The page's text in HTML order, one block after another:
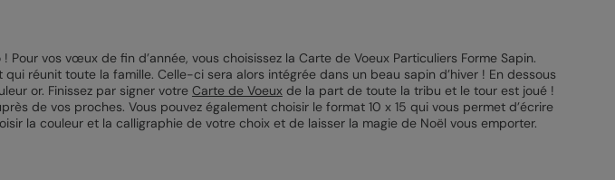
vos vœux de fin d’année, vous choisissez la Carte de Voeux Particuliers Forme Sapin.
réunit toute la famille. Celle-ci sera alors intégrée dans un beau sapin d’hiver ! En dessous
or. Finissez par signer votre Carte de Voeuxde la part de toute la tribu et le tour est joué !
de vos proches. Vous pouvez également choisir le format 10 x 15 qui vous permet d’écrire
la couleur et la calligraphie de votre choix et de laisser la magie de Noël vous emporter.